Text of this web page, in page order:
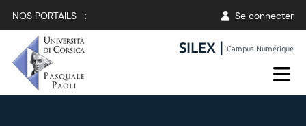
NOS PORTAILS : Se connecter
SILEX |Campus Numérique